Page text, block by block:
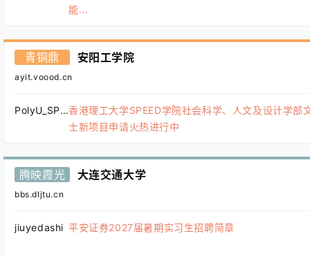
能...
青铜鼎 安阳工学院
ayit.voood.cn
PolyU_SPEED香港理工大学SPEED学院社会科学、人文及设计学部
士新项目申请火热进行中
腾映霞光 大连交通大学
bbs.dljtu.cn
jiuyedashi 平安证券2027届暑期实习生招聘简章